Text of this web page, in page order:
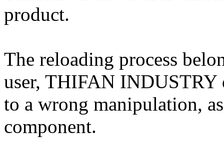
product.
The reloading process
user, THIFAN INDUSTRY
to a wrong manipulation,
component.